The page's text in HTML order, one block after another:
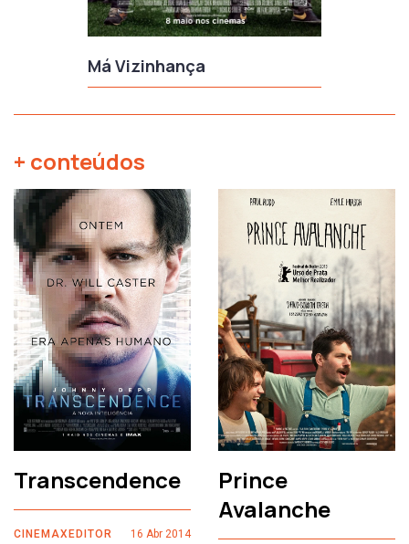
Má Vizinhança
+ conteúdos
Transcendence
CINEMAXEDITOR
16 Abr 2014
Prince
Avalanche